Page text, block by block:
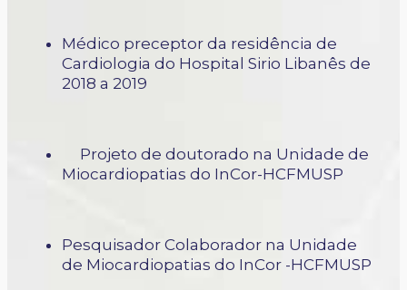
Médico preceptor da residência de
Cardiologia do Hospital Sirio Libanês de
2018 a 2019
Projeto de doutorado na Unidade de
Miocardiopatias do InCor-HCFMUSP
Pesquisador Colaborador na Unidade
de Miocardiopatias do InCor -HCFMUSP